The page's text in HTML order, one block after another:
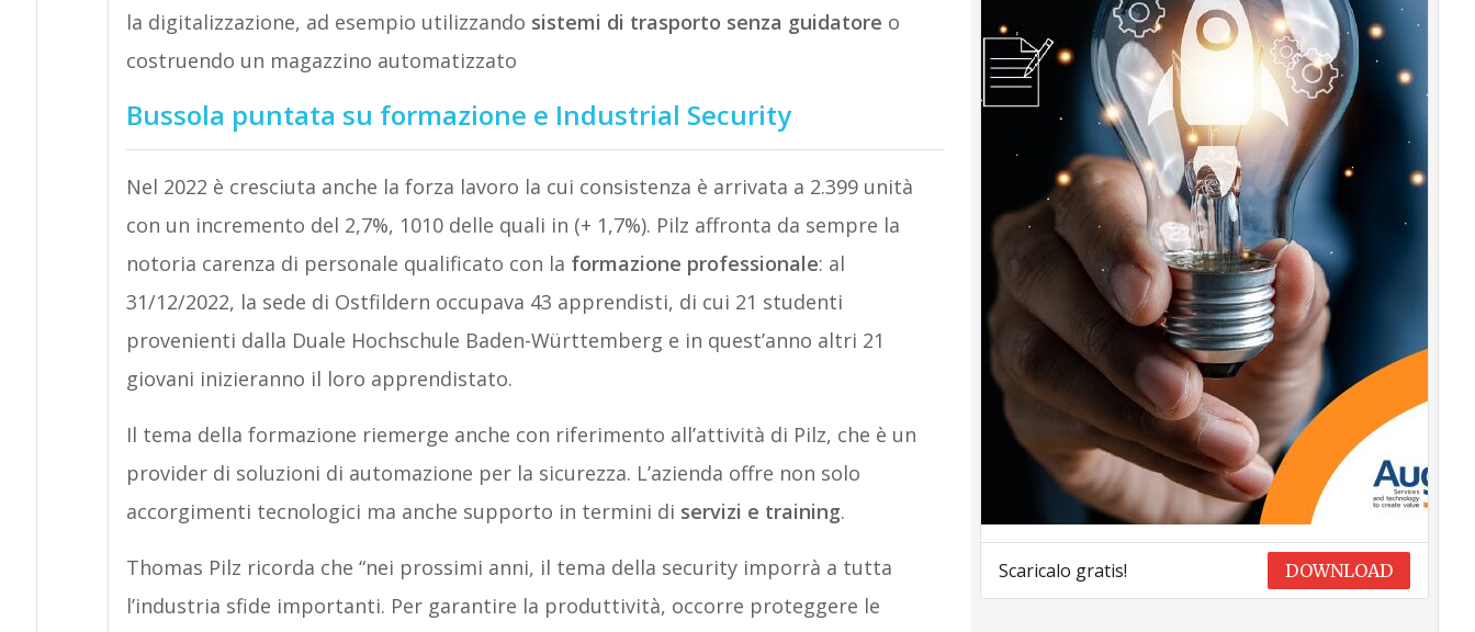
la digitalizzazione, ad esempio utilizzando sistemi di trasporto senza guidatore o
costruendo un magazzino automatizzato
Bussola puntata su formazione e Industrial Security
Nel 2022 è cresciuta anche la forza lavoro la cui consistenza è arrivata a 2.399 unità
con un incremento del 2,7%, 1010 delle quali in (+ 1,7%). Pilz affronta da sempre la
notoria carenza di personale qualificato con la formazione professionale: al
31/12/2022, la sede di Ostfildern occupava 43 apprendisti, di cui 21 studenti
provenienti dalla Duale Hochschule Baden-Württemberg e in quest’anno altri 21
giovani inizieranno il loro apprendistato.
Il tema della formazione riemerge anche con riferimento all’attività di Pilz, che è un
provider di soluzioni di automazione per la sicurezza. L’azienda offre non solo
accorgimenti tecnologici ma anche supporto in termini di servizi e training.
Thomas Pilz ricorda che “nei prossimi anni, il tema della security imporrà a tutta
l’industria sfide importanti. Per garantire la produttività, occorre proteggere le
Scaricalo gratis! DOWNLOAD